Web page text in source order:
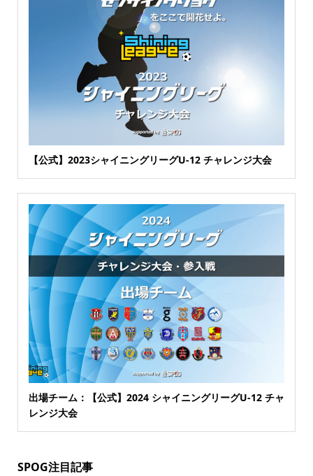
【公式】2023シャイニングリーグU-12 チャレンジ大会
出場チーム：【公式】2024 シャイニングリーグU-12 チャ
レンジ大会
SPOG注目記事